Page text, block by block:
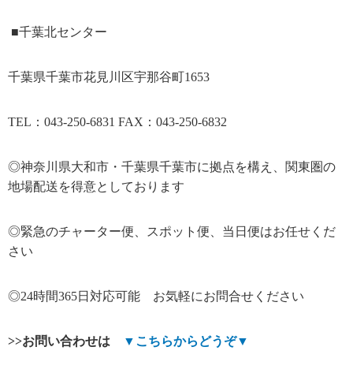
■千葉北センター
千葉県千葉市花見川区宇那谷町1653
TEL：043-250-6831 FAX：043-250-6832
◎神奈川県大和市・千葉県千葉市に拠点を構え、関東圏の
地場配送を得意としております
◎緊急のチャーター便、スポット便、当日便はお任せくだ
さい
◎24時間365日対応可能 お気軽にお問合せください
>>お問い合わせは ▼ こちらからどうぞ▼